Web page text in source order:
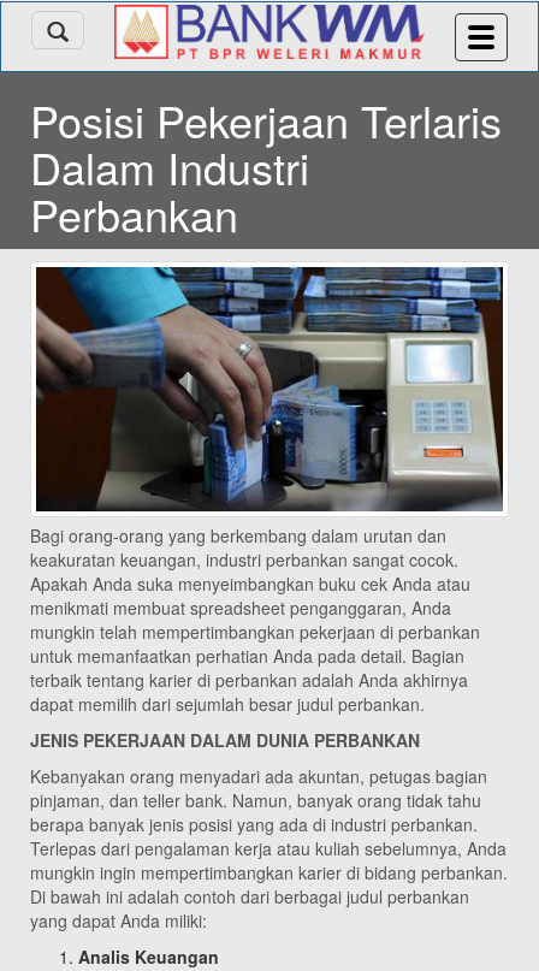
Posisi Pekerjaan Terlaris
Dalam Industri
Perbankan
Bagi orang-orang yang berkembang dalam urutan dan
keakuratan keuangan, industri perbankan sangat cocok.
Apakah Anda suka menyeimbangkan buku cek Anda atau
menikmati membuat spreadsheet penganggaran, Anda
mungkin telah mempertimbangkan pekerjaan di perbankan
untuk memanfaatkan perhatian Anda pada detail. Bagian
terbaik tentang karier di perbankan adalah Anda akhirnya
dapat memilih dari sejumlah besar judul perbankan.
JENIS PEKERJAAN DALAM DUNIA PERBANKAN
Kebanyakan orang menyadari ada akuntan, petugas bagian
pinjaman, dan teller bank. Namun, banyak orang tidak tahu
berapa banyak jenis posisi yang ada di industri perbankan.
Terlepas dari pengalaman kerja atau kuliah sebelumnya, Anda
mungkin ingin mempertimbangkan karier di bidang perbankan.
Di bawah ini adalah contoh dari berbagai judul perbankan
yang dapat Anda miliki:
Analis Keuangan